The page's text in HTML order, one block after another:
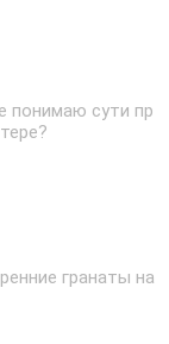
понимаю сути пр
гранаты на